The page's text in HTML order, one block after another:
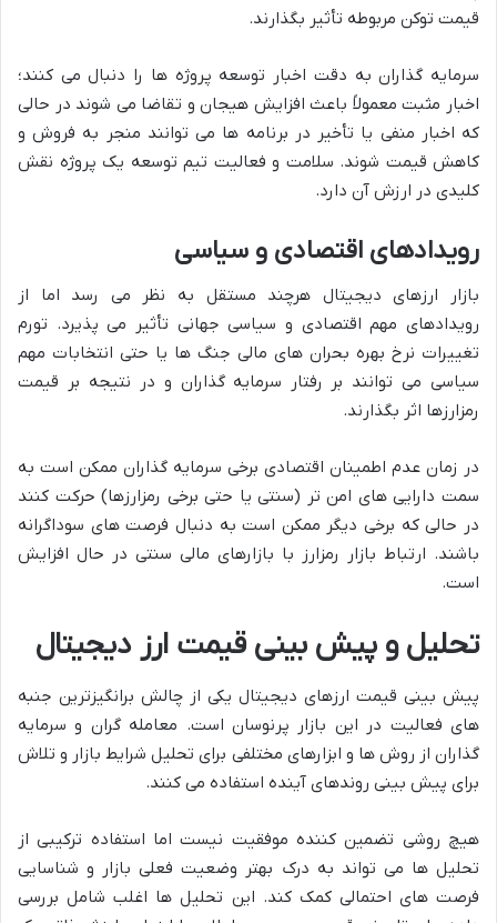
قیمت توکن مربوطه تأثیر بگذارند.
سرمایه گذاران به دقت اخبار توسعه پروژه ها را دنبال می کنند؛
اخبار مثبت معمولاً باعث افزایش هیجان و تقاضا می شوند در حالی
که اخبار منفی یا تأخیر در برنامه ها می توانند منجر به فروش و
کاهش قیمت شوند. سلامت و فعالیت تیم توسعه یک پروژه نقش
کلیدی در ارزش آن دارد.
رویدادهای اقتصادی و سیاسی
بازار ارزهای دیجیتال هرچند مستقل به نظر می رسد اما از
رویدادهای مهم اقتصادی و سیاسی جهانی تأثیر می پذیرد. تورم
تغییرات نرخ بهره بحران های مالی جنگ ها یا حتی انتخابات مهم
سیاسی می توانند بر رفتار سرمایه گذاران و در نتیجه بر قیمت
رمزارزها اثر بگذارند.
در زمان عدم اطمینان اقتصادی برخی سرمایه گذاران ممکن است به
سمت دارایی های امن تر (سنتی یا حتی برخی رمزارزها) حرکت کنند
در حالی که برخی دیگر ممکن است به دنبال فرصت های سوداگرانه
باشند. ارتباط بازار رمزارز با بازارهای مالی سنتی در حال افزایش
است.
تحلیل و پیش بینی قیمت ارز دیجیتال
پیش بینی قیمت ارزهای دیجیتال یکی از چالش برانگیزترین جنبه
های فعالیت در این بازار پرنوسان است. معامله گران و سرمایه
گذاران از روش ها و ابزارهای مختلفی برای تحلیل شرایط بازار و تلاش
برای پیش بینی روندهای آینده استفاده می کنند.
هیچ روشی تضمین کننده موفقیت نیست اما استفاده ترکیبی از
تحلیل ها می تواند به درک بهتر وضعیت فعلی بازار و شناسایی
فرصت های احتمالی کمک کند. این تحلیل ها اغلب شامل بررسی